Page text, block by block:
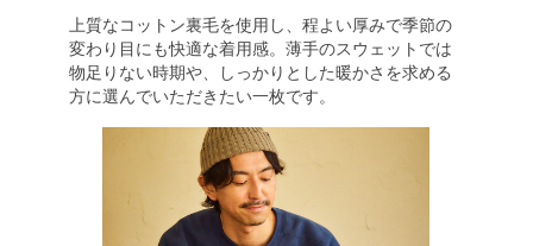
上質なコットン裏毛を使用し、程よい厚みで季節の
変わり目にも快適な着用感。薄手のスウェットでは
物足りない時期や、しっかりとした暖かさを求める
方に選んでいただきたい一枚です。